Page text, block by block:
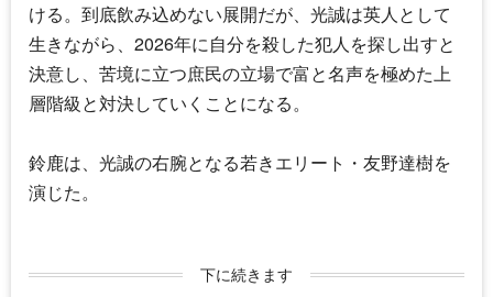
ける。到底飲み込めない展開だが、光誠は英人として
生きながら、2026年に自分を殺した犯人を探し出すと
決意し、苦境に立つ庶民の立場で富と名声を極めた上
層階級と対決していくことになる。
鈴鹿は、光誠の右腕となる若きエリート・友野達樹を
演じた。
下に続きます